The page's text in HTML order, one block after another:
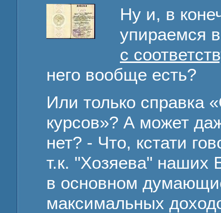
Ну и, в
упираемся
с
него вообще есть?
Или только справка
курсов»? А может
нет? - Что, кстати
т.к. "Хозяева" наших
в основном
максимальных